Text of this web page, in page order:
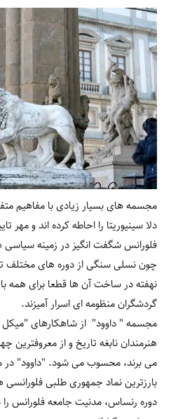
مجسمه های بسیار زیادی با مفاهیم
دلا سینیوریتا را احاطه کرده اند و مهر
فلورانس شگفت انگیز در زمینه
چون نسلی سنگی از دوره های مختلف
نهفته در ساخت آن ها قطعا برای همه
گردشگران منظومه ای اسرار آمیزند.
مجسمه " داوود" از شاهکارهای "میکل
هنرمندان نابغه تاریخ و از معروفترین
می برند، محسوب می شود. "داوود" در
بارزترین نماد جمهوری طلبی فلورانسی
دوره رنساس، مدنیت جامعه فلورانس